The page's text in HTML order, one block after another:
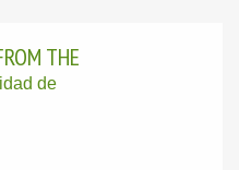
THE
de